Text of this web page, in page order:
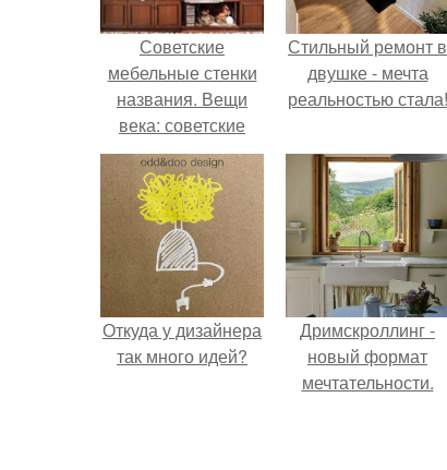
Советские
мебельные стенки
названия. Вещи
века: советские
стенки 80-х.
Стильный ремонт в
двушке - мечта
реальностью стала!
Откуда у дизайнера
так много идей?
Дримскроллинг -
новый формат
мечтательности.